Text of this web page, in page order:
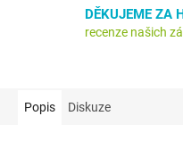
DĚKUJEME ZA
recenze našich
Popis Diskuze